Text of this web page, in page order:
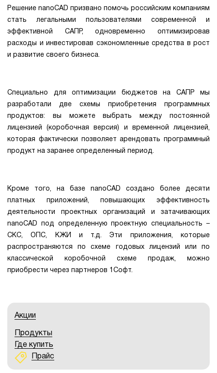
Решение nanoCAD призвано помочь российским компаниям
стать легальными пользователями современной и
эффективной САПР, одновременно оптимизировав
расходы и инвестировав сэкономленные средства в рост
и развитие своего бизнеса.
Специально для оптимизации бюджетов на САПР мы
разработали две схемы приобретения программных
продуктов: вы можете выбрать между постоянной
лицензией (коробочная версия) и временной лицензией,
которая фактически позволяет арендовать программный
продукт на заранее определенный период.
Кроме того, на базе nanoCAD создано более десяти
платных приложений, повышающих эффективность
деятельности проектных организаций и затачивающих
nanoCAD под определенную проектную специальность –
СКС, ОПС, КЖИ и т.д. Эти приложения, которые
распространяются по схеме годовых лицензий или по
классической коробочной схеме продаж, можно
приобрести через партнеров 1Софт.
Акции
Продукты
Где купить
Прайс